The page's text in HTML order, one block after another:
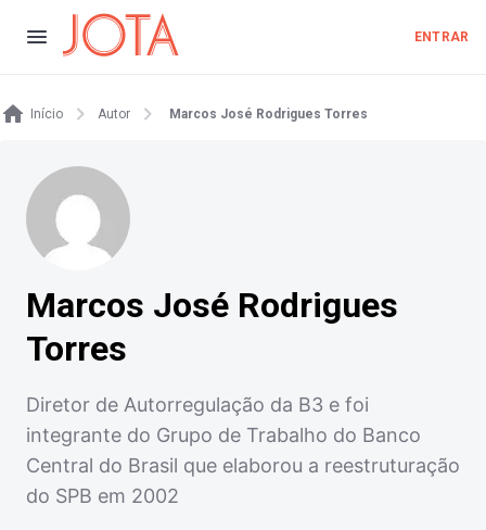
ENTRAR
Início Autor Marcos José Rodrigues Torres
Marcos José Rodrigues
Torres
Diretor de Autorregulação da B3 e foi
integrante do Grupo de Trabalho do Banco
Central do Brasil que elaborou a reestruturação
do SPB em 2002